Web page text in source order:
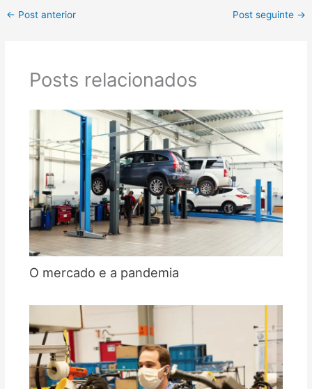
← Post anterior Post seguinte →
Posts relacionados
O mercado e a pandemia